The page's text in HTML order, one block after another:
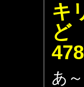
キ
あ